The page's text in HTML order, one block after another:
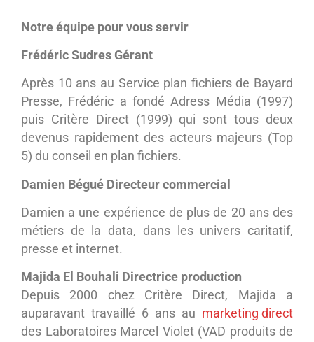
Notre équipe pour vous servir
Frédéric Sudres Gérant
Après 10 ans au Service plan fichiers de Bayard
Presse, Frédéric a fondé Adress Média (1997)
puis Critère Direct (1999) qui sont tous deux
devenus rapidement des acteurs majeurs (Top
5) du conseil en plan fichiers.
Damien Bégué Directeur commercial
Damien a une expérience de plus de 20 ans des
métiers de la data, dans les univers caritatif,
presse et internet.
Majida El Bouhali Directrice production
Depuis 2000 chez Critère Direct, Majida a
auparavant travaillé 6 ans au marketing direct
des Laboratoires Marcel Violet (VAD produits de